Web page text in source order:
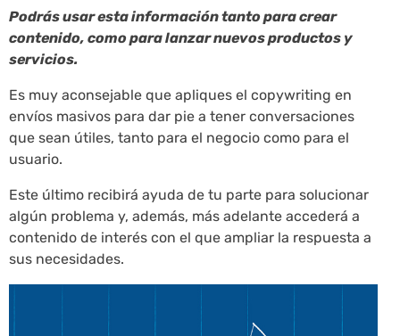
Podrás usar esta información tanto para crear
contenido, como para lanzar nuevos productos y
servicios.
Es muy aconsejable que apliques el copywriting en
envíos masivos para dar pie a tener conversaciones
que sean útiles, tanto para el negocio como para el
usuario.
Este último recibirá ayuda de tu parte para solucionar
algún problema y, además, más adelante accederá a
contenido de interés con el que ampliar la respuesta a
sus necesidades.